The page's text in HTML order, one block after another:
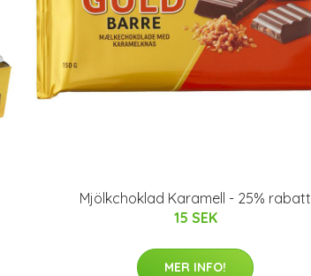
Mjölkchoklad Karamell - 25% rabatt
15 SEK
MER INFO!